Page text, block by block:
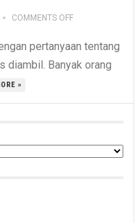
COMMENTS OFF
pertanyaan tentang
diambil. Banyak orang
»